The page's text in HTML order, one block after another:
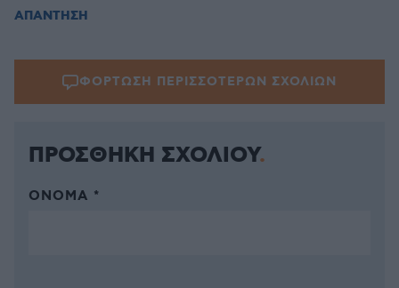
ΑΠΑΝΤΗΣΗ
ΦΟΡΤΩΣΗ ΠΕΡΙΣΣΟΤΕΡΩΝ ΣΧΟΛΙΩΝ
ΠΡΟΣΘΗΚΗ ΣΧΟΛΙΟΥ
ΌΝΟΜΑ *